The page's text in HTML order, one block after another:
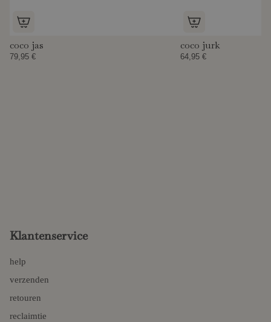
coco jas
79,95 €
coco jurk
64,95 €
Klantenservice
help
verzenden
retouren
reclaimtie